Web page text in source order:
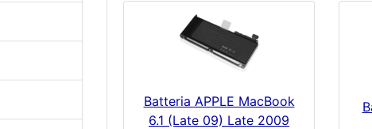
Batteria APPLE MacBook
6.1 (Late 09) Late 2009